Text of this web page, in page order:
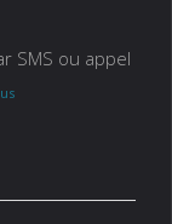
SMS ou appel